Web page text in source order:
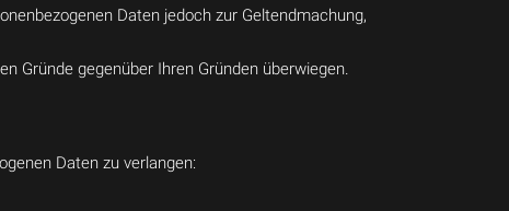
Daten jedoch zur Geltendmachung,
Gründe gegenüber Ihren Gründen überwiegen.
Daten zu verlangen: